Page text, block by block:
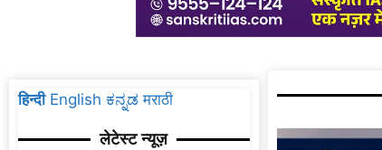
हिन्दी English ಕನ್ನಡ मराठी
लेटेस्ट न्यूज़